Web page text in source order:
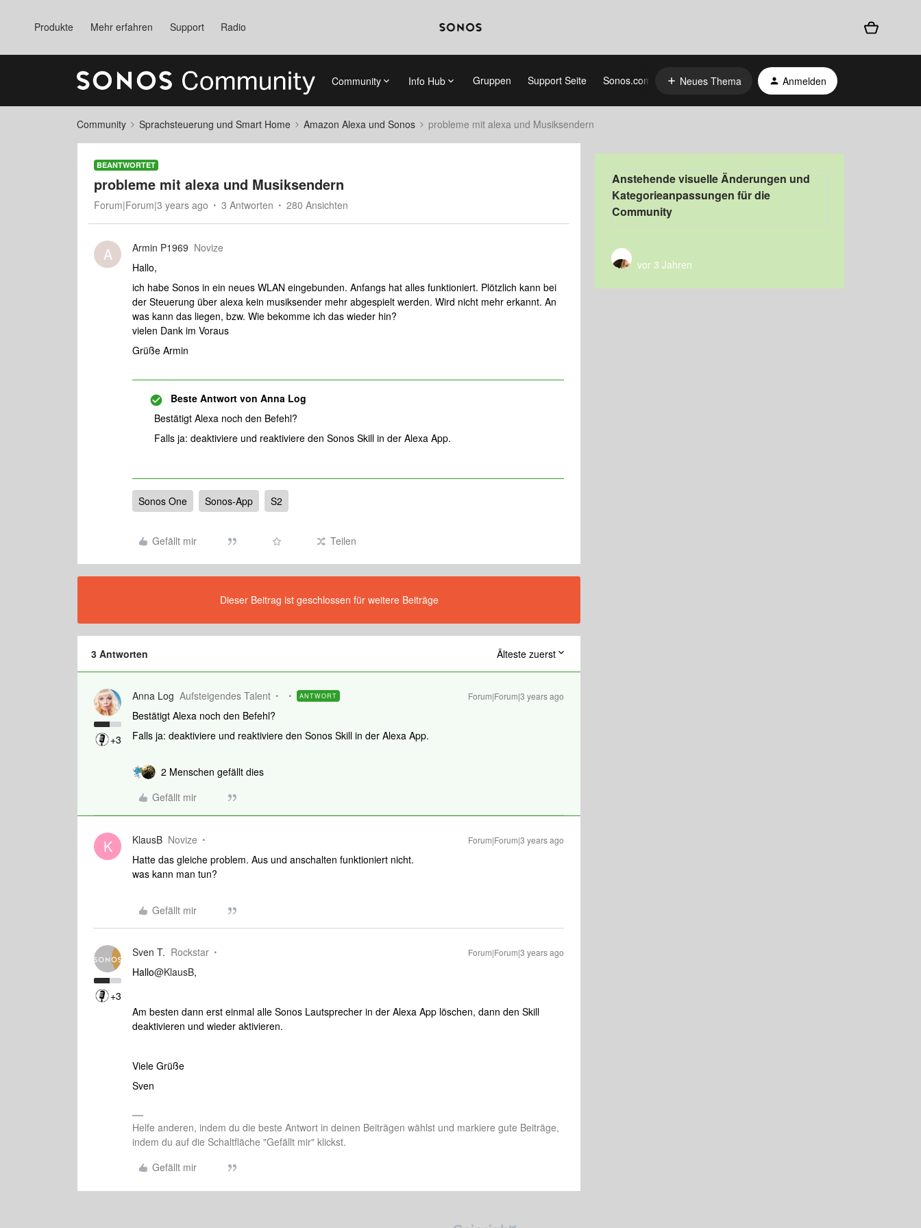
Produkte Mehr erfahren Support Radio
Community Info Hub Gruppen Support Seite Sonos.com Neues Thema Anmelden
Community Sprachsteuerung und Smart Home Amazon Alexa und Sonos probleme mit alexa und Musiksendern
BEANTWORTET
probleme mit alexa und Musiksendern
Forum|Forum|3 years ago 3 Antworten 280 Ansichten
A Armin P1969 Novize
Hallo,
ich habe Sonos in ein neues WLAN eingebunden. Anfangs hat alles funktioniert. Plötzlich kann bei
der Steuerung über alexa kein musiksender mehr abgespielt werden. Wird nicht mehr erkannt. An
was kann das liegen, bzw. Wie bekomme ich das wieder hin?
vielen Dank im Voraus
Grüße Armin
Beste Antwort von Anna Log
Bestätigt Alexa noch den Befehl?
Falls ja: deaktiviere und reaktiviere den Sonos Skill in der Alexa App.
Sonos One Sonos-App S2
Gefällt mir Teilen
Dieser Beitrag ist geschlossen für weitere Beiträge
3 Antworten Älteste zuerst
+3
Anna Log Aufsteigendes Talent ANTWORT Forum|Forum|3 years ago
Bestätigt Alexa noch den Befehl?
Falls ja: deaktiviere und reaktiviere den Sonos Skill in der Alexa App.
2 Menschen gefällt dies
Gefällt mir
K KlausB Novize Forum|Forum|3 years ago
Hatte das gleiche problem. Aus und anschalten funktioniert nicht.
was kann man tun?
Gefällt mir
+3
Sven T. Rockstar Forum|Forum|3 years ago
Hallo@KlausB,
Am besten dann erst einmal alle Sonos Lautsprecher in der Alexa App löschen, dann den Skill
deaktivieren und wieder aktivieren.
Viele Grüße
Sven
Helfe anderen, indem du die beste Antwort in deinen Beiträgen wählst und markiere gute Beiträge,
indem du auf die Schaltfläche "Gefällt mir" klickst.
Gefällt mir
Anstehende visuelle Änderungen und
Kategorieanpassungen für die
Community
vor 3 Jahren